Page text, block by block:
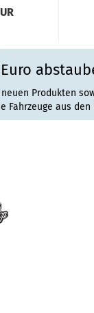
Produkten
aus den